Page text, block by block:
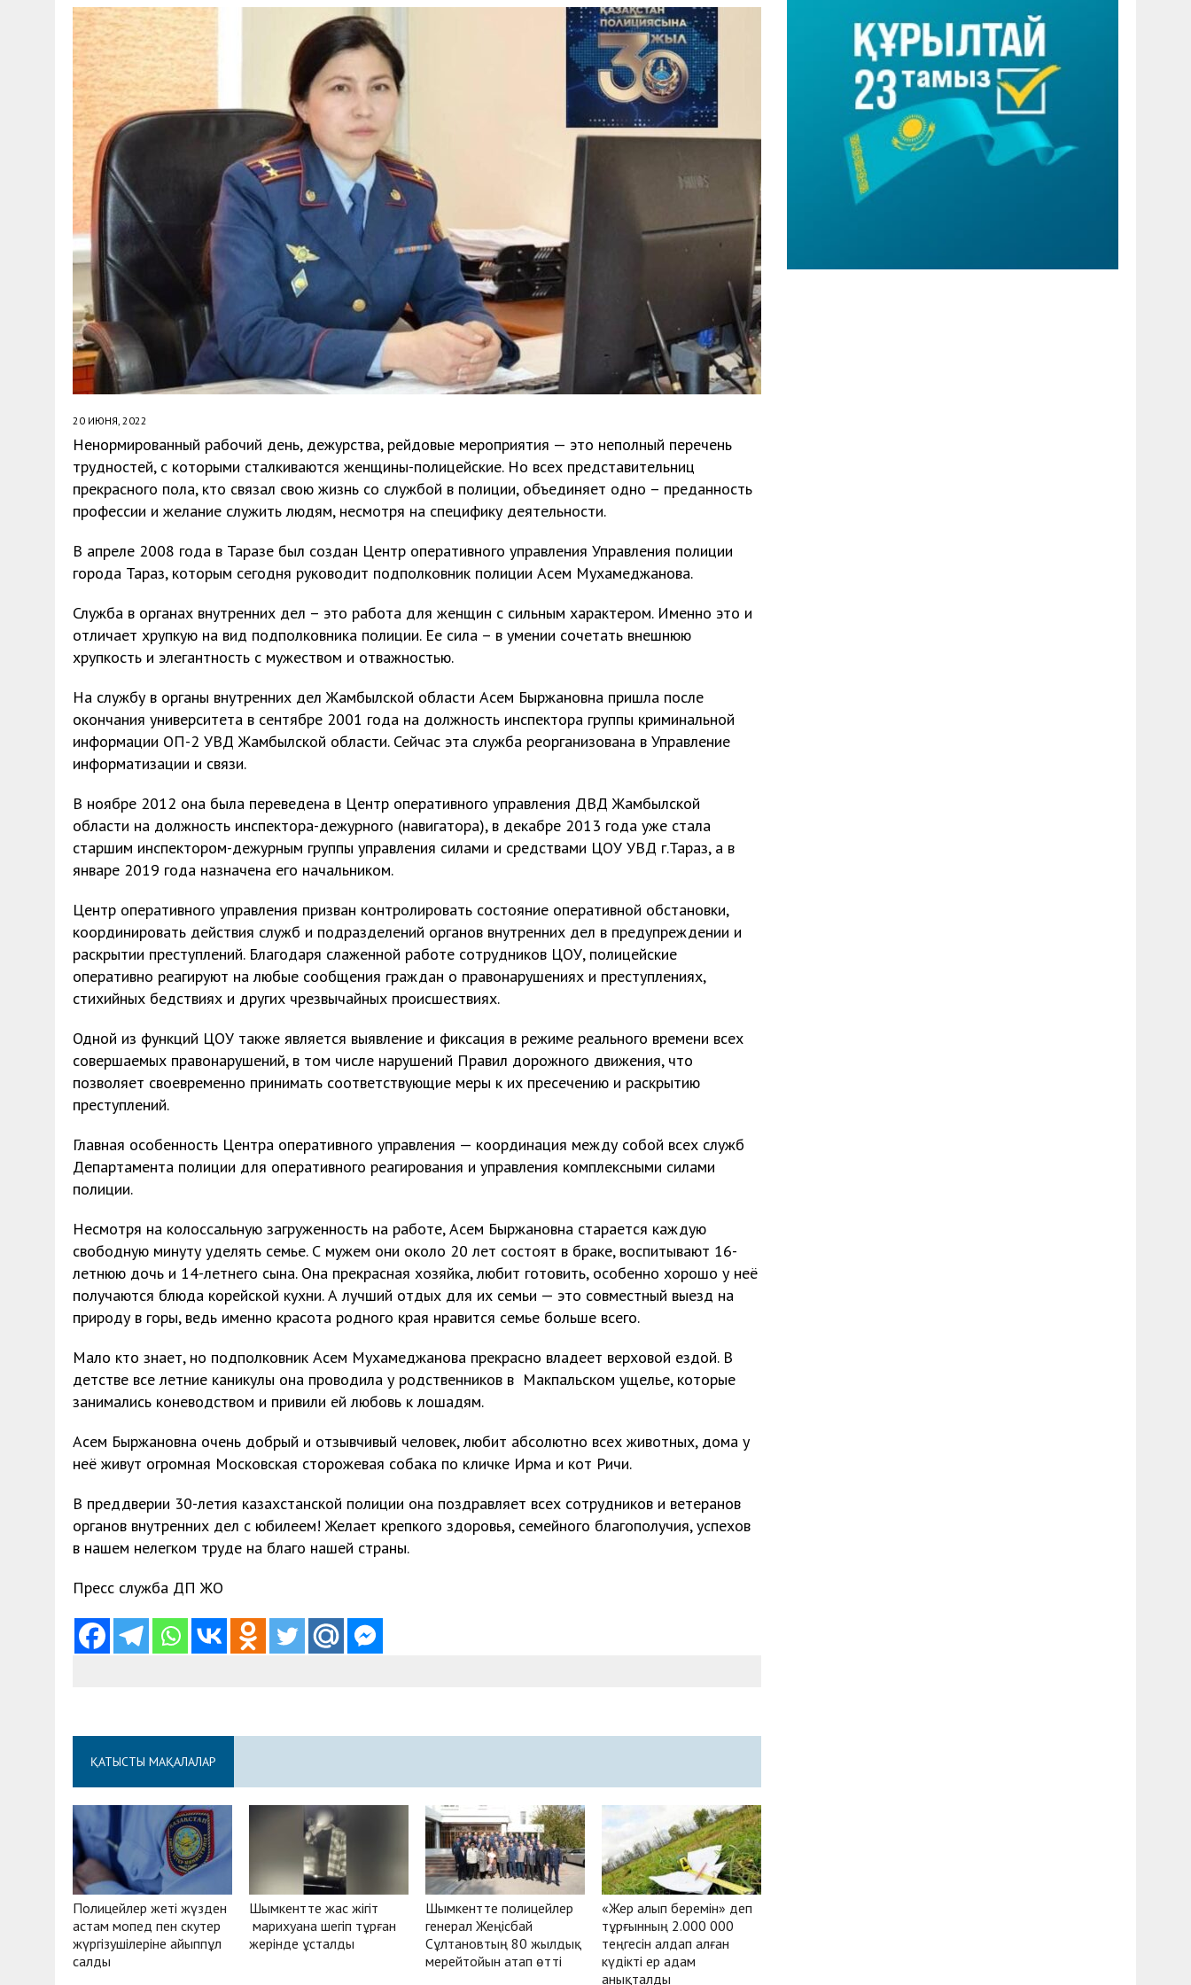
ДЕПАРТАМЕНТІМЕН «EGOVKZBOT2.0» ПЛАТФОРМАСЫНА ЖҮГІНГЕН АЗАМАТТЫҢ ҚҰҚЫҒЫ ҚАЛПЫНА КЕЛТІРІЛДІ
20 ИЮНЯ, 2022
Ненормированный рабочий день, дежурства, рейдовые мероприятия — это неполный перечень
трудностей, с которыми сталкиваются женщины-полицейские. Но всех представительниц
прекрасного пола, кто связал свою жизнь со службой в полиции, объединяет одно – преданность
профессии и желание служить людям, несмотря на специфику деятельности.
В апреле 2008 года в Таразе был создан Центр оперативного управления Управления полиции
города Тараз, которым сегодня руководит подполковник полиции Асем Мухамеджанова.
Служба в органах внутренних дел – это работа для женщин с сильным характером. Именно это и
отличает хрупкую на вид подполковника полиции. Ее сила – в умении сочетать внешнюю
хрупкость и элегантность с мужеством и отважностью.
На службу в органы внутренних дел Жамбылской области Асем Быржановна пришла после
окончания университета в сентябре 2001 года на должность инспектора группы криминальной
информации ОП-2 УВД Жамбылской области. Сейчас эта служба реорганизована в Управление
информатизации и связи.
В ноябре 2012 она была переведена в Центр оперативного управления ДВД Жамбылской
области на должность инспектора-дежурного (навигатора), в декабре 2013 года уже стала
старшим инспектором-дежурным группы управления силами и средствами ЦОУ УВД г.Тараз, а в
январе 2019 года назначена его начальником.
Центр оперативного управления призван контролировать состояние оперативной обстановки,
координировать действия служб и подразделений органов внутренних дел в предупреждении и
раскрытии преступлений. Благодаря слаженной работе сотрудников ЦОУ, полицейские
оперативно реагируют на любые сообщения граждан о правонарушениях и преступлениях,
стихийных бедствиях и других чрезвычайных происшествиях.
Одной из функций ЦОУ также является выявление и фиксация в режиме реального времени всех
совершаемых правонарушений, в том числе нарушений Правил дорожного движения, что
позволяет своевременно принимать соответствующие меры к их пресечению и раскрытию
преступлений.
Главная особенность Центра оперативного управления — координация между собой всех служб
Департамента полиции для оперативного реагирования и управления комплексными силами
полиции.
Несмотря на колоссальную загруженность на работе, Асем Быржановна старается каждую
свободную минуту уделять семье. С мужем они около 20 лет состоят в браке, воспитывают 16-
летнюю дочь и 14-летнего сына. Она прекрасная хозяйка, любит готовить, особенно хорошо у неё
получаются блюда корейской кухни. А лучший отдых для их семьи — это совместный выезд на
природу в горы, ведь именно красота родного края нравится семье больше всего.
Мало кто знает, но подполковник Асем Мухамеджанова прекрасно владеет верховой ездой. В
детстве все летние каникулы она проводила у родственников в Макпальском ущелье, которые
занимались коневодством и привили ей любовь к лошадям.
Асем Быржановна очень добрый и отзывчивый человек, любит абсолютно всех животных, дома у
неё живут огромная Московская сторожевая собака по кличке Ирма и кот Ричи.
В преддверии 30-летия казахстанской полиции она поздравляет всех сотрудников и ветеранов
органов внутренних дел с юбилеем! Желает крепкого здоровья, семейного благополучия, успехов
в нашем нелегком труде на благо нашей страны.
Пресс служба ДП ЖО
ҚАТЫСТЫ МАҚАЛАЛАР
Полицейлер жеті жүзден
астам мопед пен скутер
жүргізушілеріне айыппұл
салды
Шымкентте жас жігіт
марихуана шегіп тұрған
жерінде ұсталды
Шымкентте полицейлер
генерал Жеңісбай
Сұлтановтың 80 жылдық
мерейтойын атап өтті
«Жер алып беремін» деп
тұрғынның 2.000 000
теңгесін алдап алған
күдікті ер адам
анықталды